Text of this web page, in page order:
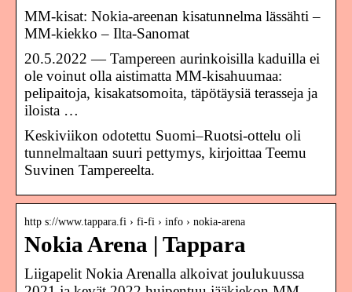
MM-kisat: Nokia-areenan kisatunnelma lässähti –
MM-kiekko – Ilta-Sanomat
20.5.2022 — Tampereen aurinkoisilla kaduilla ei
ole voinut olla aistimatta MM-kisahuumaa:
pelipaitoja, kisakatsomoita, täpötäysiä terasseja ja
iloista …
Keskiviikon odotettu Suomi–Ruotsi-ottelu oli
tunnelmaltaan suuri pettymys, kirjoittaa Teemu
Suvinen Tampereelta.
http s://www.tappara.fi › fi-fi › info › nokia-arena
Nokia Arena | Tappara
Liigapelit Nokia Arenalla alkoivat joulukuussa